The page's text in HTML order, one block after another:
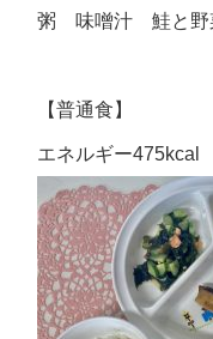
粥 味噌汁 鮭と野
【普通食】
エネルギー